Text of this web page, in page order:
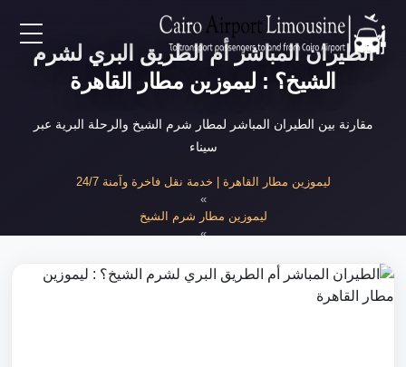
EN
خدمات المطار
نحن
الطيران المباشر أم الطريق البري لشرم
الشيخ؟ : ليموزين مطار القاهرة
مقارنة بين الطيران المباشر لمطار شرم الشيخ والرحلة البرية عبر
سيناء
ليموزين مطار القاهرة | خدمة نقل فاخرة وآمنة 24/7
ليموزين مطار شرم الشيخ
»